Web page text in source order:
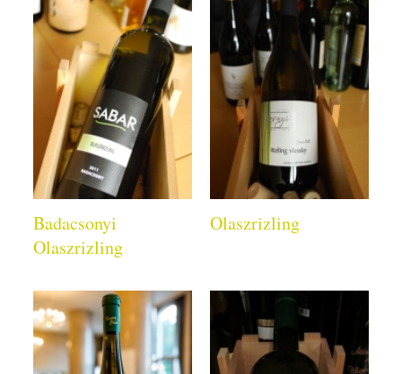
Badacsonyi
Olaszrizling
Olaszrizling